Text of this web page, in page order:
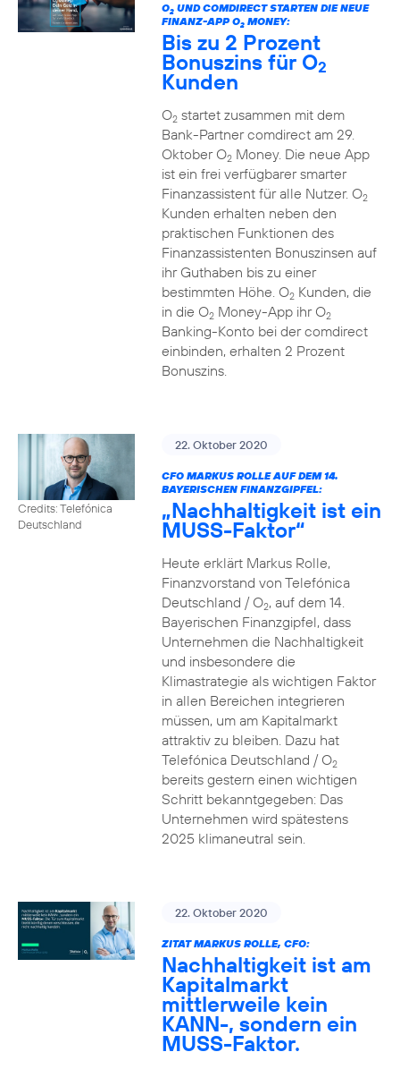
O2UND COMDIRECT STARTEN DIE NEUE
FINANZ-APP O2MONEY:
Bis zu 2 Prozent
Bonuszins für O2
Kunden
O2startet zusammen mit dem
Bank-Partner comdirect am 29.
Oktober O2Money. Die neue App
ist ein frei verfügbarer smarter
Finanzassistent für alle Nutzer. O2
Kunden erhalten neben den
praktischen Funktionen des
Finanzassistenten Bonuszinsen auf
ihr Guthaben bis zu einer
bestimmten Höhe. O2Kunden, die
in die O2Money-App ihr O2
Banking-Konto bei der comdirect
einbinden, erhalten 2 Prozent
Bonuszins.
Credits: Telefónica
Deutschland
22. Oktober 2020
CFO MARKUS ROLLE AUF DEM 14.
BAYERISCHEN FINANZGIPFEL:
„Nachhaltigkeit ist ein
MUSS-Faktor“
Heute erklärt Markus Rolle,
Finanzvorstand von Telefónica
Deutschland / O2, auf dem 14.
Bayerischen Finanzgipfel, dass
Unternehmen die Nachhaltigkeit
und insbesondere die
Klimastrategie als wichtigen Faktor
in allen Bereichen integrieren
müssen, um am Kapitalmarkt
attraktiv zu bleiben. Dazu hat
Telefónica Deutschland / O2
bereits gestern einen wichtigen
Schritt bekanntgegeben: Das
Unternehmen wird spätestens
2025 klimaneutral sein.
22. Oktober 2020
ZITAT MARKUS ROLLE, CFO:
Nachhaltigkeit ist am
Kapitalmarkt
mittlerweile kein
KANN-, sondern ein
MUSS-Faktor.